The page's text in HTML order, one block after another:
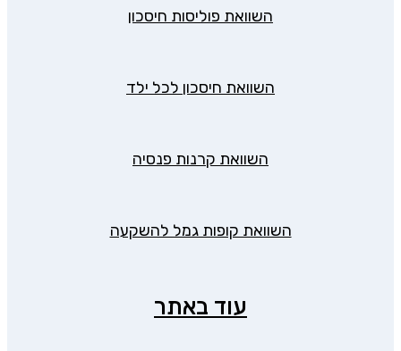
השוואת פוליסות חיסכון
השוואת חיסכון לכל ילד
השוואת קרנות פנסיה
השוואת קופות גמל להשקעה
עוד באתר